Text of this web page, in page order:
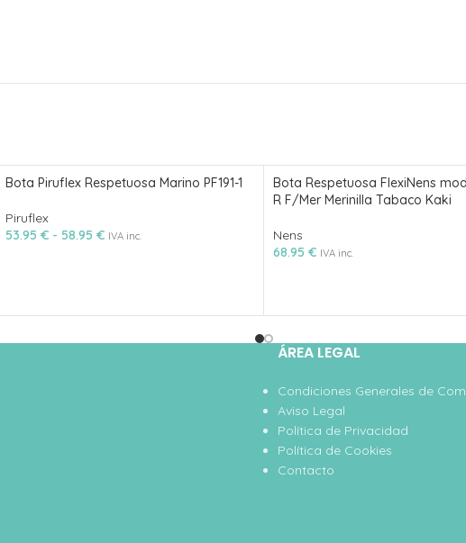
Bota Piruflex Respetuosa Marino PF191-1
Piruflex
53.95 € - 58.95 € IVA inc.
Bota Respetuosa FlexiNens
R F/Mer Merinilla Tabaco Kaki
Nens
68.95 € IVA inc.
ÁREA LEGAL
Condiciones Generales de
Aviso Legal
Política de Privacidad
Política de Cookies
Contacto